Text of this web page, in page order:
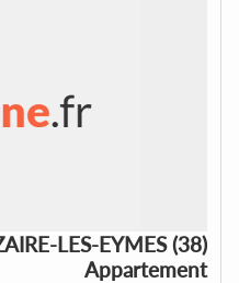
LES-EYMES (38)
Appartement